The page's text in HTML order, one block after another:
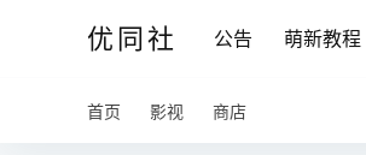
优同社 公告 萌新教程
首页 影视 商店